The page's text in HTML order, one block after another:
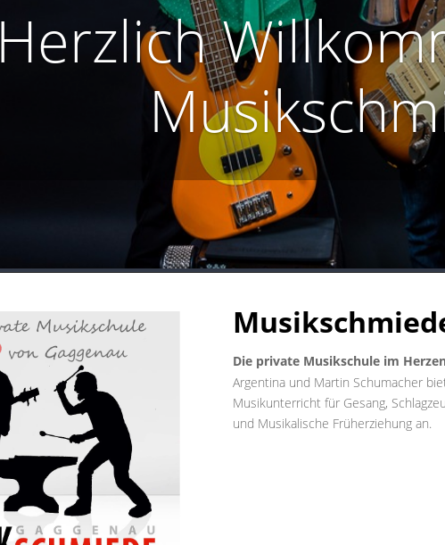
Herzlich
Musik
Die private Musikschule im
Argentina und Martin Schumacher
Musikunterricht für Gesang,
und Musikalische Früherziehung an.